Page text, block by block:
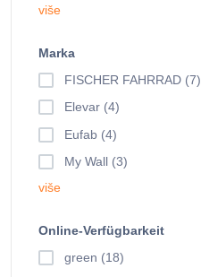
više
Marka
FISCHER FAHRRAD (7)
Elevar (4)
Eufab (4)
My Wall (3)
više
Online-Verfügbarkeit
green (18)